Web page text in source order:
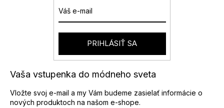
v
k
y
ý
i
u
e
Vaša vstupenka do módneho sveta
Vložte svoj e-mail a my Vám budeme zasielať informácie o
nových produktoch na našom e-shope.
PRIHLÁSIŤ SA